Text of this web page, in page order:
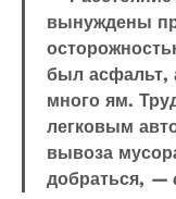
вынуждены
был асфальт,
много ям.
легковым
вывоза
добраться, —